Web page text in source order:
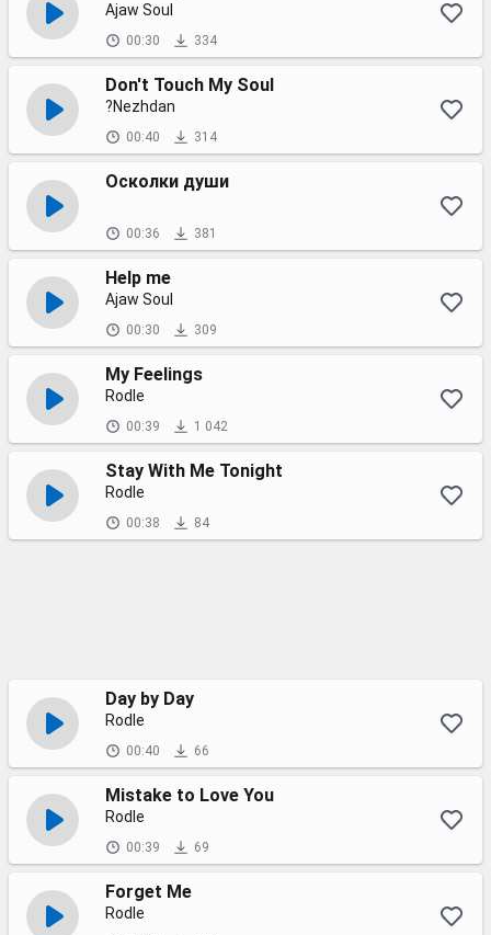
Ajaw Soul
00:30 334
Don't Touch My Soul
?Nezhdan
00:40 314
Осколки души
00:36 381
Help me
Ajaw Soul
00:30 309
My Feelings
Rodle
00:39 1 042
Stay With Me Tonight
Rodle
00:38 84
Day by Day
Rodle
00:40 66
Mistake to Love You
Rodle
00:39 69
Forget Me
Rodle